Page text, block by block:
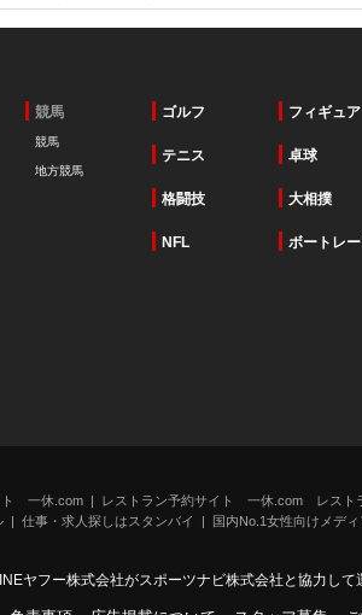
競馬
競馬
地方競馬
ゴルフ フィギュア
テニス 卓球
格闘技 大相撲
NFL ボートレ
ト 一休.com
レストラン予約サイト 一休.com レスト
仕事・求人探しはスタンバイ
国内No.1女性向けメディ
ヤフー株式会社がスポーツナビ株式会社と協力して